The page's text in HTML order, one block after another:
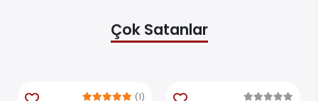
Çok Satanlar
(1)